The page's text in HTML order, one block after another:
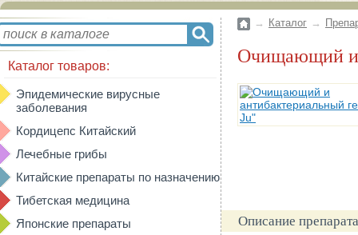
Каталог товаров:
Эпидемические вирусные
заболевания
Кордицепс Китайский
Лечебные грибы
Китайские препараты по назначению
Тибетская медицина
Японские препараты
→ Каталог →
Очищающий
Описание